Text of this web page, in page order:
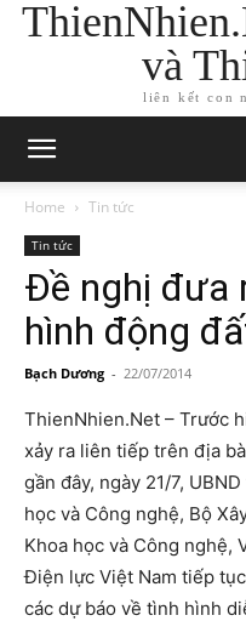
và
liên kết con
Home Tin tức
Tin tức
Đề nghị đưa
hình động
Bạch Dương - 22/07/2014
ThienNhien.Net – Trước
xảy ra liên tiếp trên địa
gần đây, ngày 21/7,
học và Công nghệ, Bộ
Khoa học và Công nghệ,
Điện lực Việt Nam tiếp
các dự báo về tình hình